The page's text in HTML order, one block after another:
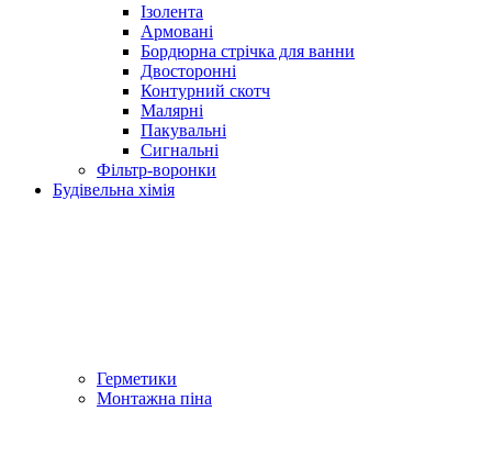
Ізолента
Армовані
Бордюрна стрічка для ванни
Двосторонні
Контурний скотч
Малярні
Пакувальні
Сигнальні
Фільтр-воронки
Будівельна хімія
Герметики
Монтажна піна